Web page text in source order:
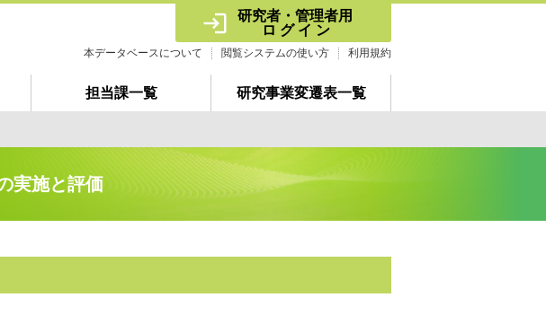
担当課一覧 研究事業変遷表一覧
は
て
ご
利
本データベースについて 閲覧システムの使い方 利用規約
研究者・管理者用
ロ グ イ ン
実施と評価